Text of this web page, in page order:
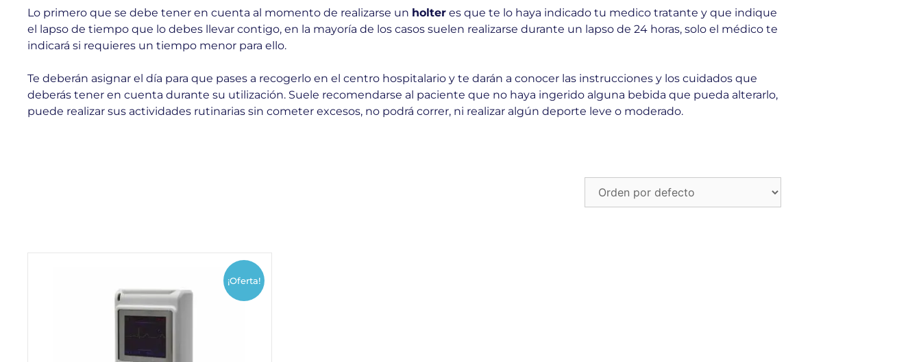
Lo primero que se debe tener en cuenta al momento de realizarse un holter es que te lo haya indicado tu medico tratante y que indique
el lapso de tiempo que lo debes llevar contigo, en la mayoría de los casos suelen realizarse durante un lapso de 24 horas, solo el médico te
indicará si requieres un tiempo menor para ello.
Te deberán asignar el día para que pases a recogerlo en el centro hospitalario y te darán a conocer las instrucciones y los cuidados que
deberás tener en cuenta durante su utilización. Suele recomendarse al paciente que no haya ingerido alguna bebida que pueda alterarlo,
puede realizar sus actividades rutinarias sin cometer excesos, no podrá correr, ni realizar algún deporte leve o moderado.
¡Oferta!